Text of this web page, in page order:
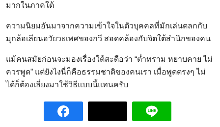
มากในภาคใต้
ความนิยมอันมาจากความเข้าใจในตัวบุคคลที่มักเล่นตลกกับ
มุกล้อเลียนอวัยวะเพศของกวี สอดคล้องกับจิตใต้สำนึกของคน
แม้คนสมัยก่อนจะมองเรื่องใต้สะดือว่า “ต่ำทราม หยาบคาย ไม่
ควรพูด” แต่ยังไงนี่ก็คือธรรมชาติของคนเรา เมื่อพูดตรงๆ ไม่
ได้ก็ต้องเลี่ยงมาใช้วิธีแบบนี้แทนครับ